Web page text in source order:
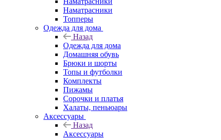
Наматрасники
Топперы
Одежда для дома
Назад
Одежда для дома
Домашняя обувь
Брюки и шорты
Топы и футболки
Комплекты
Пижамы
Сорочки и платья
Халаты, пеньюары
Аксессуары
Назад
Аксессуары